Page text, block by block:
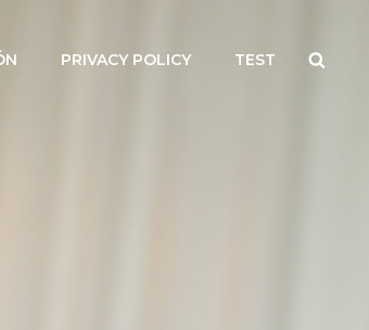
PRIVACY POLICY TEST